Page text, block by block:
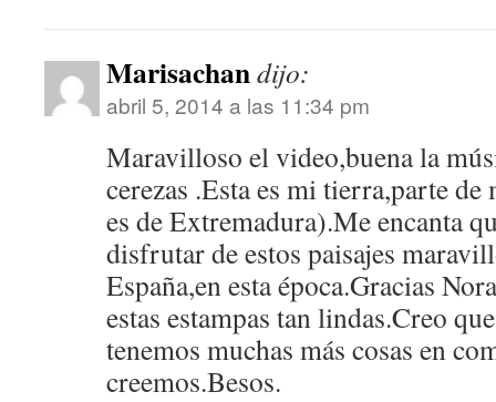
Marisachandijo:
abril 5, 2014 a las 11:34 pm
Maravilloso el video,buena la
cerezas .Esta es mi tierra,parte
es de Extremadura).Me encanta
disfrutar de estos paisajes
España,en esta época.Gracias
estas estampas tan lindas.Creo
tenemos muchas más cosas en
creemos.Besos.